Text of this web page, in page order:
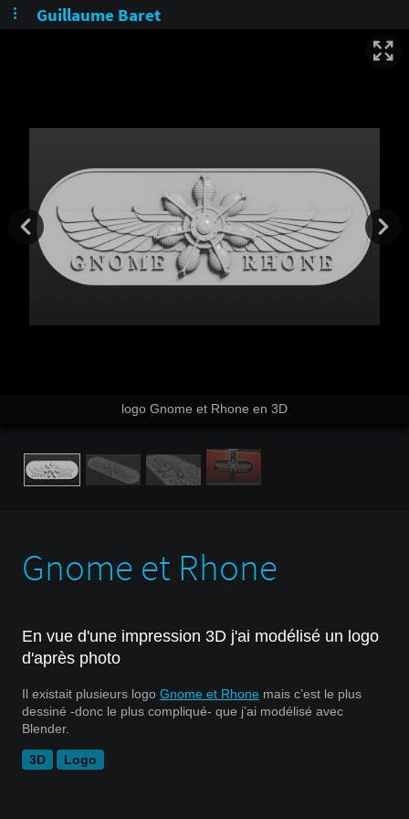
Guillaume Baret
Gnome et Rhone
En vue d'une impression 3D j'ai modélisé un logo
d'après photo
Il existait plusieurs logo Gnome et Rhone mais c’est le plus
dessiné -donc le plus compliqué- que j’ai modélisé avec
Blender.
3D Logo
logo Gnome et Rhone en 3D
logo Gnome et Rhone en 3D, en perspective
logo Gnome et Rhone en 3D, détails
photo du logo Gnome et Rhone peint sur un réservoir de moto